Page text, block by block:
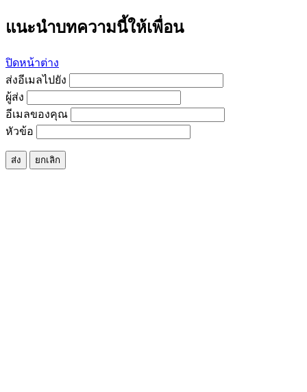
แนะนำบทความนี้ให้เพื่อน
ปิดหน้าต่าง
ส่งอีเมลไปยัง
ผู้ส่ง
อีเมลของคุณ
หัวข้อ
ส่ง ยกเลิก